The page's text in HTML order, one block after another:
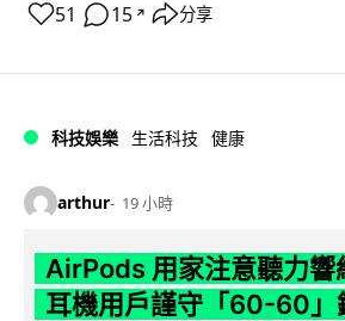
51 15 ↗ 分享
科技娛樂 生活科技 健康
arthur 19 小時
AirPods 用家注意聽力響
耳機用戶謹守「60-60」